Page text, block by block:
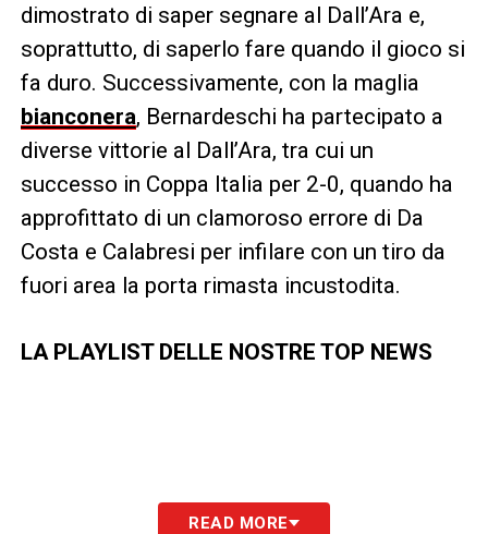
dimostrato di saper segnare al Dall’Ara e,
soprattutto, di saperlo fare quando il gioco si
fa duro. Successivamente, con la maglia
bianconera, Bernardeschi ha partecipato a
diverse vittorie al Dall’Ara, tra cui un
successo in Coppa Italia per 2-0, quando ha
approfittato di un clamoroso errore di Da
Costa e Calabresi per infilare con un tiro da
fuori area la porta rimasta incustodita.
LA PLAYLIST DELLE NOSTRE TOP NEWS
READ MORE